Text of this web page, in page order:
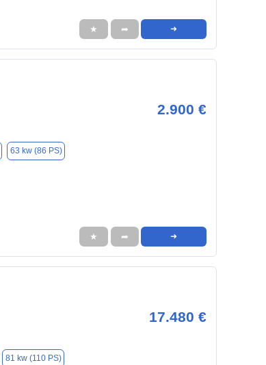
★ ➦ ➜
2.900 €
63 kw (86 PS)
★ ➦ ➜
17.480 €
81 kw (110 PS)